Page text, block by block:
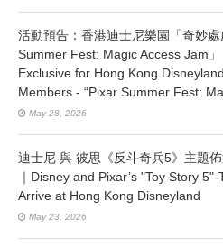
活動預告：香港迪士尼樂園「奇妙
Summer Fest: Magic Access Jam
Exclusive for Hong Kong
Members - “Pixar Summer Fest:
May 28, 2026
迪士尼 與 彼思《反斗奇兵5》主題
｜Disney and Pixar’s "Toy Story
Arrive at Hong Kong Disneyland
May 23, 2026